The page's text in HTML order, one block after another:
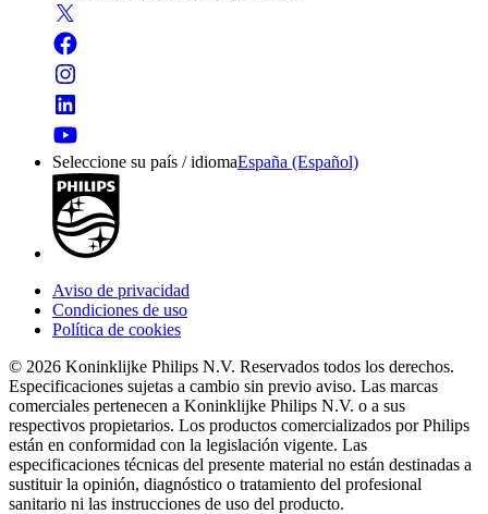
Seleccione su país / idiomaEspaña (Español)
Aviso de privacidad
Condiciones de uso
Política de cookies
© 2026 Koninklijke Philips N.V. Reservados todos los derechos.
Especificaciones sujetas a cambio sin previo aviso. Las marcas
comerciales pertenecen a Koninklijke Philips N.V. o a sus
respectivos propietarios. Los productos comercializados por Philips
están en conformidad con la legislación vigente. Las
especificaciones técnicas del presente material no están destinadas a
sustituir la opinión, diagnóstico o tratamiento del profesional
sanitario ni las instrucciones de uso del producto.